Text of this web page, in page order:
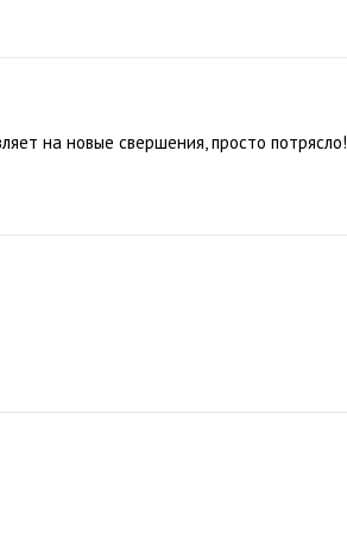
на новые свершения, просто потрясло!